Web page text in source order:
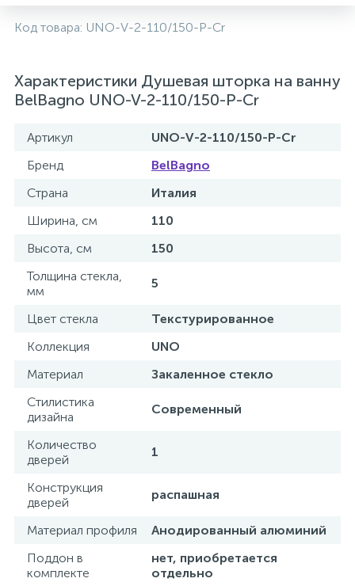
Код товара: UNO-V-2-110/150-P-Cr
Характеристики Душевая шторка на ванну
BelBagno UNO-V-2-110/150-P-Cr
Артикул
UNO-V-2-110/150-P-Cr
Бренд
BelBagno
Страна
Италия
Ширина, см
110
Высота, см
150
Толщина стекла,
мм
5
Цвет стекла
Текстурированное
Коллекция
UNO
Материал
Закаленное стекло
Стилистика
дизайна
Современный
Количество
дверей
1
Конструкция
дверей
распашная
Материал профиля
Анодированный алюминий
Поддон в
комплекте
нет, приобретается
отдельно
Встраиваемые смесители для ванны и душа
Встраиваемые смесители для душа
Встраиваемые смесители для раковины
Дополнительные аксессуары
Душевые системы